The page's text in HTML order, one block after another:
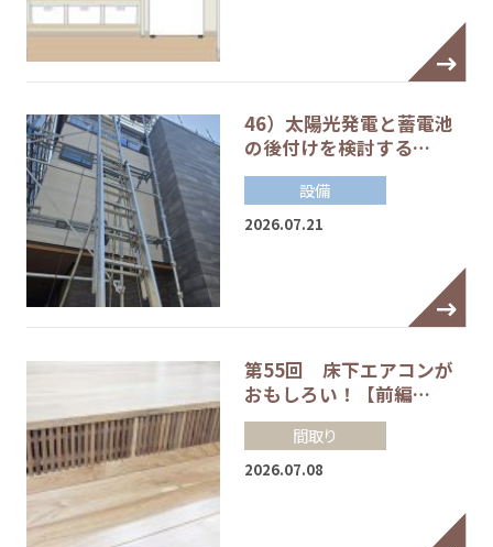
46）太陽光発電と蓄電池
の後付けを検討する…
設備
2026.07.21
第55回 床下エアコンが
おもしろい！【前編…
間取り
2026.07.08